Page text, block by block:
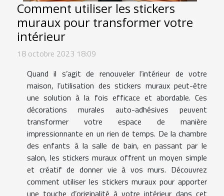
Comment utiliser les stickers
muraux pour transformer votre
intérieur
18 octobre 2023 18:09
Quand il s’agit de renouveler l’intérieur de votre
maison, l’utilisation des stickers muraux peut-être
une solution à la fois efficace et abordable. Ces
décorations murales auto-adhésives peuvent
transformer votre espace de manière
impressionnante en un rien de temps. De la chambre
des enfants à la salle de bain, en passant par le
salon, les stickers muraux offrent un moyen simple
et créatif de donner vie à vos murs. Découvrez
comment utiliser les stickers muraux pour apporter
une touche d’originalité à votre intérieur dans cet